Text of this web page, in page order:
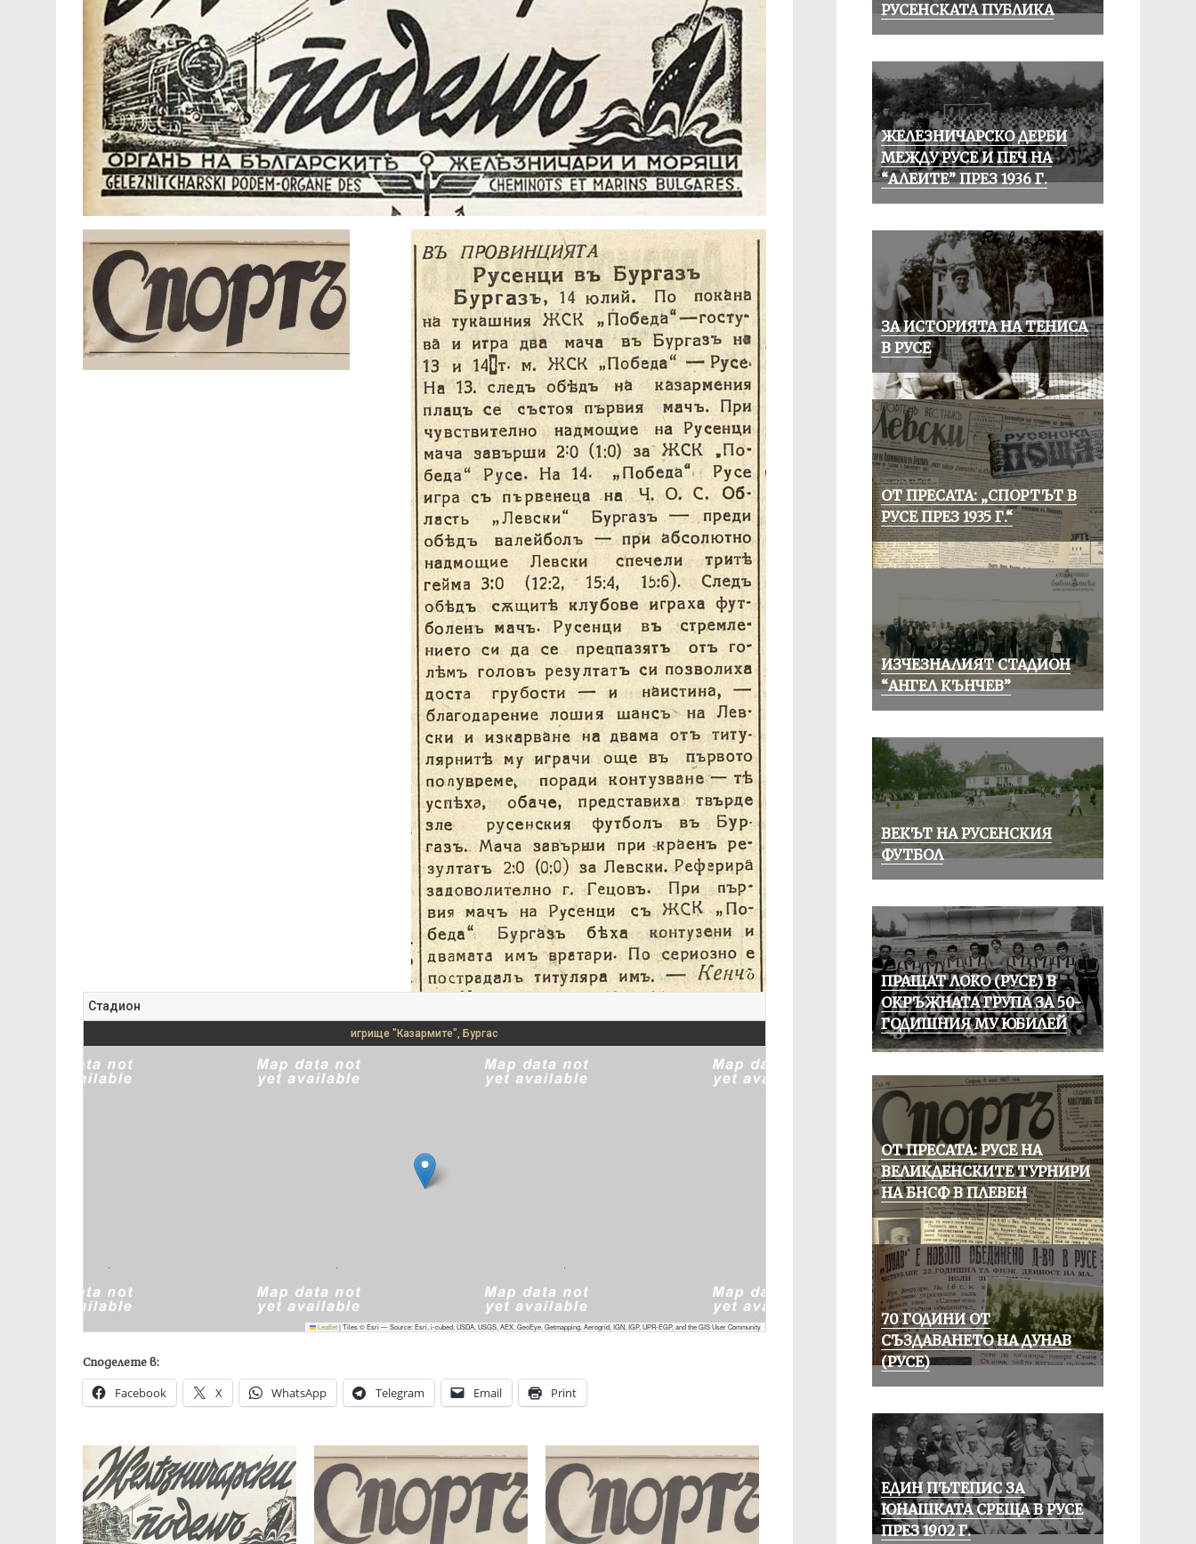
Стадион
игрище "Казармите", Бургас
Leaflet|Tiles © Esri — Source: Esri, i-cubed, USDA, USGS, AEX, GeoEye, Getmapping, Aerogrid, IGN, IGP, UPR-EGP, and the GIS User Community
Споделете в:
Facebook X WhatsApp Telegram Email Print
РУСЕНСКАТА ПУБЛИКА
ЖЕЛЕЗНИЧАРСКО ДЕРБИ
МЕЖДУ РУСЕ И ПЕЧ НА
“АЛЕИТЕ” ПРЕЗ 1936 Г.
ЗА ИСТОРИЯТА НА ТЕНИСА
В РУСЕ
ОТ ПРЕСАТА: „СПОРТЪТ В
РУСЕ ПРЕЗ 1935 Г.“
ИЗЧЕЗНАЛИЯТ СТАДИОН
“АНГЕЛ КЪНЧЕВ”
ВЕКЪТ НА РУСЕНСКИЯ
ФУТБОЛ
ПРАЩАТ ЛОКО (РУСЕ) В
ОКРЪЖНАТА ГРУПА ЗА 50-
ГОДИШНИЯ МУ ЮБИЛЕЙ
ОТ ПРЕСАТА: РУСЕ НА
ВЕЛИКДЕНСКИТЕ ТУРНИРИ
НА БНСФ В ПЛЕВЕН
70 ГОДИНИ ОТ
СЪЗДАВАНЕТО НА ДУНАВ
(РУСЕ)
ЕДИН ПЪТЕПИС ЗА
ЮНАШКАТА СРЕЩА В РУСЕ
ПРЕЗ 1902 Г.